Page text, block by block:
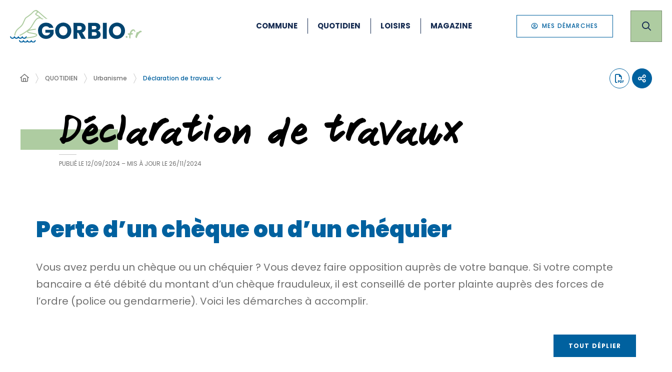
COMMUNE QUOTIDIEN LOISIRS MAGAZINE MES DÉMARCHES
QUOTIDIEN Urbanisme Déclaration de travaux
Déclaration de travaux
PUBLIÉ LE12/09/2024 – MIS À JOUR LE 26/11/2024
Perte d’un chèque ou d’un chéquier
Vous avez perdu un chèque ou un chéquier ? Vous devez faire opposition auprès de votre banque. Si votre compte
bancaire a été débité du montant d’un chèque frauduleux, il est conseillé de porter plainte auprès des forces de
l’ordre (police ou gendarmerie). Voici les démarches à accomplir.
TOUT DÉPLIER